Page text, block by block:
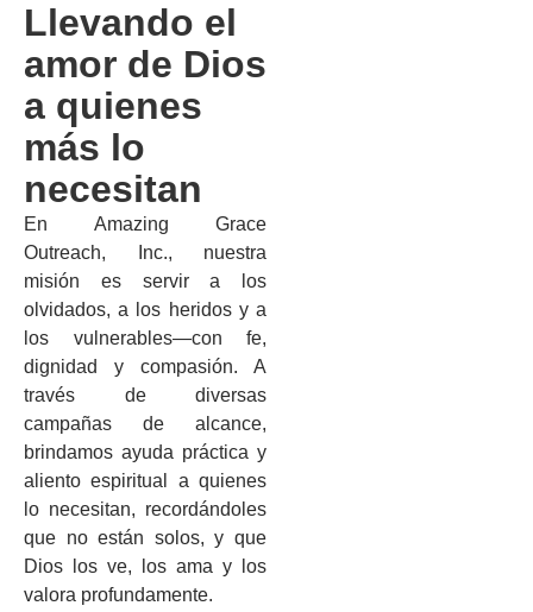
Llevando el
amor de Dios
a quienes
más lo
necesitan
En Amazing Grace
Outreach, Inc., nuestra
misión es servir a los
olvidados, a los heridos y a
los vulnerables—con fe,
dignidad y compasión. A
través de diversas
campañas de alcance,
brindamos ayuda práctica y
aliento espiritual a quienes
lo necesitan, recordándoles
que no están solos, y que
Dios los ve, los ama y los
valora profundamente.